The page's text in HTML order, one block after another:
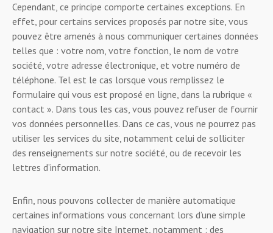
Cependant, ce principe comporte certaines exceptions. En
effet, pour certains services proposés par notre site, vous
pouvez être amenés à nous communiquer certaines données
telles que : votre nom, votre fonction, le nom de votre
société, votre adresse électronique, et votre numéro de
téléphone. Tel est le cas lorsque vous remplissez le
formulaire qui vous est proposé en ligne, dans la rubrique «
contact ». Dans tous les cas, vous pouvez refuser de fournir
vos données personnelles. Dans ce cas, vous ne pourrez pas
utiliser les services du site, notamment celui de solliciter
des renseignements sur notre société, ou de recevoir les
lettres d’information.
Enfin, nous pouvons collecter de manière automatique
certaines informations vous concernant lors d’une simple
navigation sur notre site Internet, notamment : des